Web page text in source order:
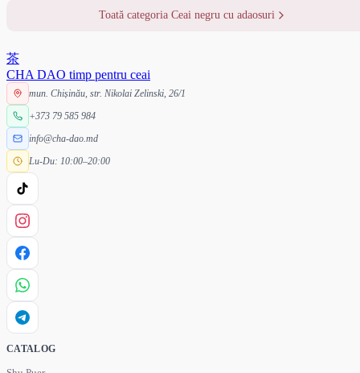
Toată categoria Ceai negru cu adaosuri
茶
CHA DAO timp pentru ceai
mun. Chișinău, str. Nikolai Zelinski, 26/1
+373 79 585 984
info@cha-dao.md
Lu-Du: 10:00–20:00
CATALOG